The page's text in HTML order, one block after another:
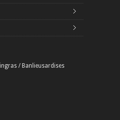
/ Banlieusardises